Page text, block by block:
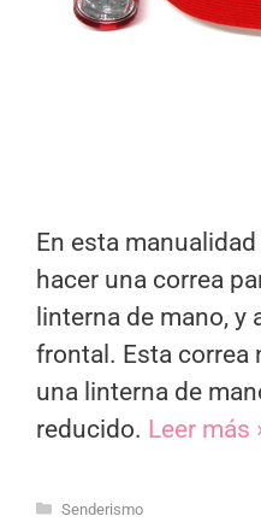
En esta
hacer una correa
linterna de mano,
frontal. Esta correa
una linterna de
reducido. Leer más
Categorías
Senderismo